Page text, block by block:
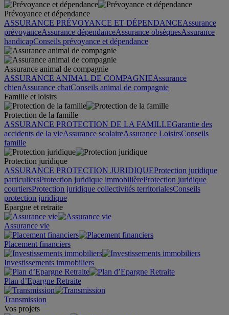
Prévoyance et dépendance
ASSURANCE PRÉVOYANCE ET DÉPENDANCEAssurance
prévoyanceAssurance dépendanceAssurance obsèquesAssurance
handicapConseils prévoyance et dépendance
Assurance animal de compagnie
ASSURANCE ANIMAL DE COMPAGNIEAssurance
chienAssurance chatConseils animal de compagnie
Famille et loisirs
Protection de la famille
ASSURANCE PROTECTION DE LA FAMILLEGarantie des
accidents de la vieAssurance scolaireAssurance LoisirsConseils
famille
Protection juridique
ASSURANCE PROTECTION JURIDIQUEProtection juridique
particuliersProtection juridique immobilièreProtection juridique
courtiersProtection juridique collectivités territorialesConseils
protection juridique
Epargne et retraite
Assurance vie
Placement financiers
Investissements immobiliers
Plan d’Epargne Retraite
Transmission
Vos projets